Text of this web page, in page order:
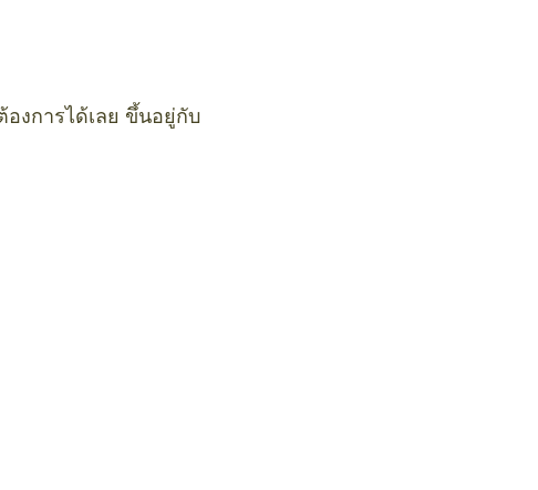
งการได้เลย ขึ้นอยู่กับ